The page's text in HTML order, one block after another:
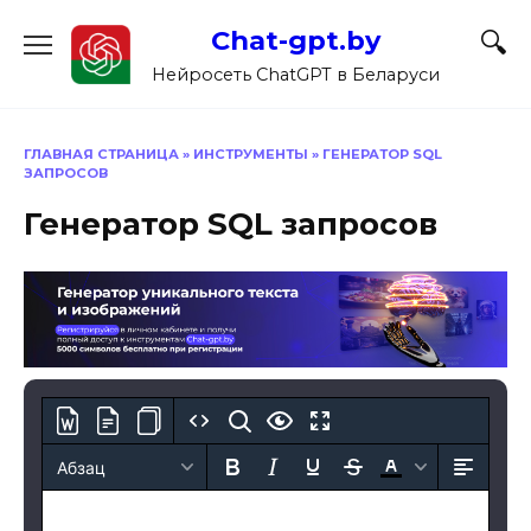
содержанию
Chat-gpt.by
Нейросеть ChatGPT в Беларуси
ГЛАВНАЯ СТРАНИЦА » ИНСТРУМЕНТЫ » ГЕНЕРАТОР SQL
ЗАПРОСОВ
Генератор SQL запросов
Абзац